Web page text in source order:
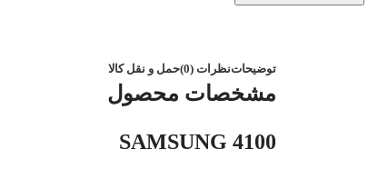
توضیحاتنظرات (0) حمل و نقل کالا
مشخصات محصول
SAMSUNG 4100